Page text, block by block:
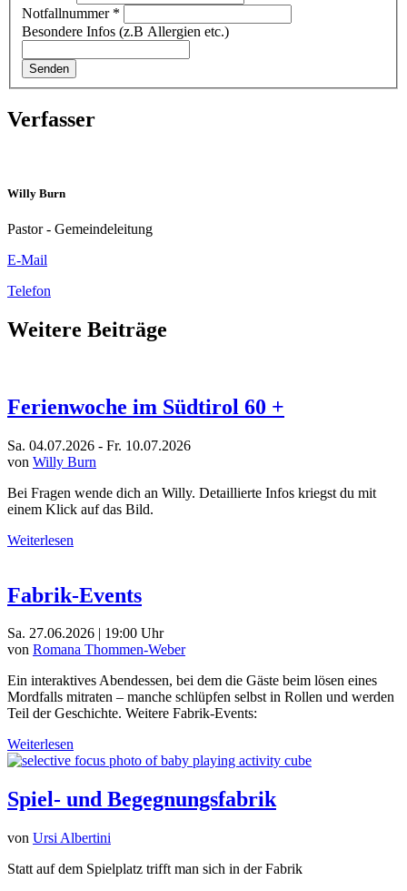
Notfallnummer *
Besondere Infos (z.B Allergien etc.)
Senden
Verfasser
Willy Burn
Pastor - Gemeindeleitung
E-Mail
Telefon
Weitere Beiträge
Ferienwoche im Südtirol 60 +
Sa. 04.07.2026 - Fr. 10.07.2026
von Willy Burn
Bei Fragen wende dich an Willy. Detaillierte Infos kriegst du mit
einem Klick auf das Bild.
Weiterlesen
Fabrik-Events
Sa. 27.06.2026 | 19:00 Uhr
von Romana Thommen-Weber
Ein interaktives Abendessen, bei dem die Gäste beim lösen eines
Mordfalls mitraten – manche schlüpfen selbst in Rollen und werden
Teil der Geschichte. Weitere Fabrik-Events:
Weiterlesen
Spiel- und Begegnungsfabrik
von Ursi Albertini
Statt auf dem Spielplatz trifft man sich in der Fabrik